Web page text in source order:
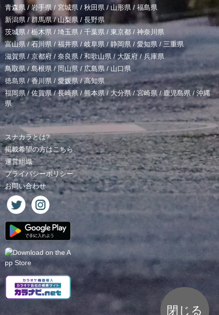
青森県 / 岩手県/ 宮城県 / 秋田県 / 山形県/ 福島県
新潟県 /群馬県/山梨県 / 長野県
茨城県 / 栃木県 / 埼玉県 / 千葉県 / 東京都 / 神奈川県
富山県 /石川県/福井県/岐阜県 / 静岡県 / 愛知県 / 三重県
滋賀県 / 京都府 / 奈良県 / 和歌山県/ 大阪府 /兵庫県
鳥取県/ 島根県 /岡山県/ 広島県 / 山口県
徳島県 /香川県 / 愛媛県/高知県
福岡県/佐賀県/長崎県 /熊本県/ 大分県/宮崎県 /鹿児島県 / 沖縄
県
スナカラとは?
掲載希望の方はこちら
運営組織
プライバシーポリシー
お問い合わせ
閉じる